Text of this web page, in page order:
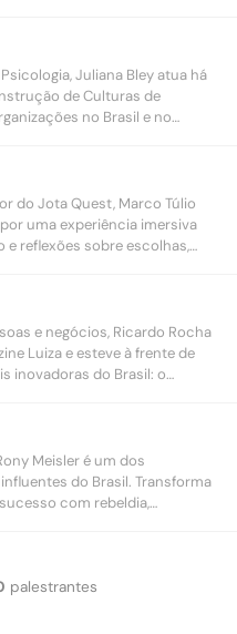
Juliana Bley atua há
de Culturas de
no Brasil e no
do Jota Quest, Marco Túlio
uma experiência imersiva
e reflexões sobre escolhas,
e negócios, Ricardo Rocha
Luiza e esteve à frente de
inovadoras do Brasil: o
Meisler é um dos
do Brasil. Transforma
com rebeldia,
palestrantes